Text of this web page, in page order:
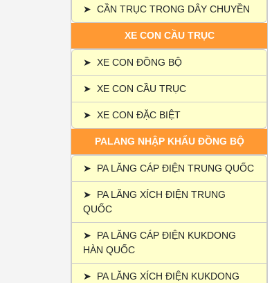
➤ CẦN TRỤC TRONG DÂY CHUYỀN
XE CON CẦU TRỤC
➤ XE CON ĐỒNG BỘ
➤ XE CON CẦU TRỤC
➤ XE CON ĐẶC BIỆT
PALANG NHẬP KHẨU ĐỒNG BỘ
➤ PA LĂNG CÁP ĐIỆN TRUNG QUỐC
➤
PA LĂNG XÍCH ĐIỆN TRUNG
QUỐC
➤
PA LĂNG CÁP ĐIỆN KUKDONG
HÀN QUỐC
➤
PA LĂNG XÍCH ĐIỆN KUKDONG